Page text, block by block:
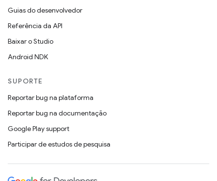
Guias do desenvolvedor
Referência da API
Baixar o Studio
Android NDK
SUPORTE
Reportar bug na plataforma
Reportar bug na documentação
Google Play support
Participar de estudos de pesquisa